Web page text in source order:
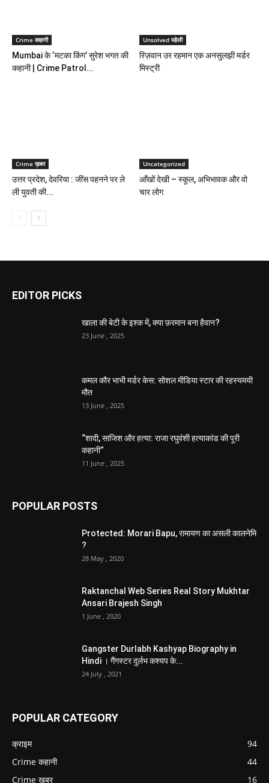
Crime कहानी
Mumbai के ‘मटका किंग’ सुरेश भगत की
कहानी | Crime Patrol...
Unsolved पहेली
रिज़वान उर रहमान एक अनसुलझी मर्डर
मिस्ट्री
Crime ख़बर
उत्तर प्रदेश, देवरिया : जींस पहनने पर ले
ली युवती की...
Uncategorized
आँखों देखी – स्कूल, अभिभावक और वो
चार लोग
EDITOR PICKS
खाला की बेटी के इश्क में, क्या फ़रमान बना हैवान?
23 June , 2025
कमल कौर भाभी मर्डर केस: सोशल मीडिया स्टार की रहस्यमयी
मौत
13 June , 2025
“शादी, साजिश और हत्या: राजा रघुवंशी हत्याकांड की पूरी
कहानी”
11 June , 2025
POPULAR POSTS
Protected: Morari Bapu, रामायण का असली कालनेमि
?
28 May , 2020
Raktanchal Web Series Real Story Mukhtar
Ansari Brajesh Singh
1 June , 2020
Gangster Durlabh Kashyap Biography in
Hindi । गैंगस्टर दुर्लभ कश्यप के...
24 July , 2021
POPULAR CATEGORY
क्राइम
94
Crime कहानी
44
Crime ख़बर
16